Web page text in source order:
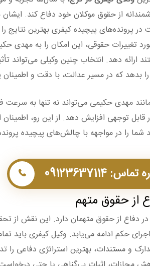
از حقوق موکلان خود دفاع کند.
در پرونده‌های پیچیده کیفری بهترین نتایج
تغییرات حقوقی، این امکان را به مهدی
ارائه دهد. انتخاب چنین وکیلی می‌تواند
را بدهد که در مسیر عدالت، با دقت و
مهدی حکیمی می‌تواند نه تنها به سرعت
قابل توجهی افزایش دهد. از این رو،
شما را در مواجهه با چالش‌های پیچیده
09123637114
از حقوق متهم
از حقوق متهمان دارد. این نقش از
حکم ادامه می‌یابد. وکیل کیفری باید
و مستندات، بهترین استراتژی دفاعی را